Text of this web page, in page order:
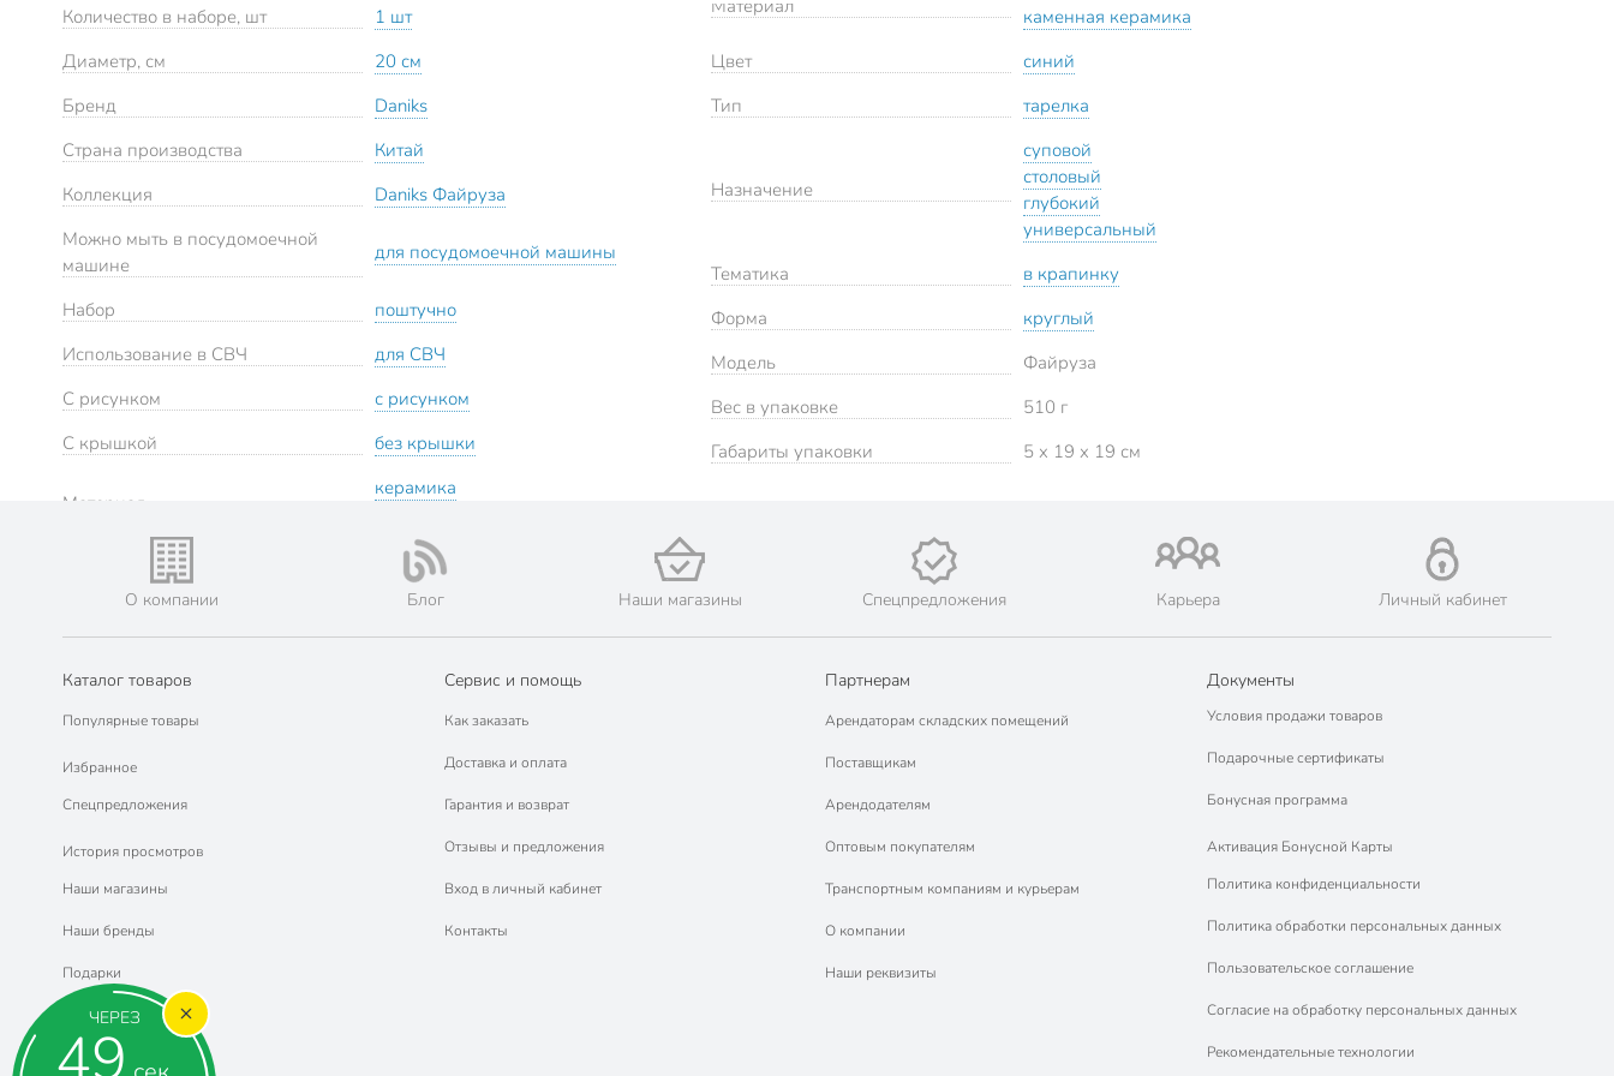
ЧЕРЕЗ
48
Количество в наборе, шт
1 шт
Диаметр, см
20 см
Бренд
Daniks
Страна производства
Китай
Коллекция
Daniks Файруза
Можно мыть в посудомоечной
машине
для посудомоечной машины
Набор
поштучно
Использование в СВЧ
для СВЧ
С рисунком
с рисунком
С крышкой
без крышки
Материал
керамика
каменная керамика
Цвет
синий
Тип
тарелка
Назначение
суповой
столовый
глубокий
универсальный
Тематика
в крапинку
Форма
круглый
Модель
Файруза
Вес в упаковке
510 г
Габариты упаковки
5 x 19 x 19 см
О компании Блог Наши магазины Спецпредложения Карьера Личный кабинет
Каталог товаров
Популярные товары
Избранное
Спецпредложения
История просмотров
Наши магазины
Наши бренды
Подарки
Сервис и помощь
Как заказать
Доставка и оплата
Гарантия и возврат
Отзывы и предложения
Вход в личный кабинет
Контакты
Партнерам
Арендаторам складских помещений
Поставщикам
Арендодателям
Оптовым покупателям
Транспортным компаниям и курьерам
О компании
Наши реквизиты
Документы
Условия продажи товаров
Подарочные сертификаты
Бонусная программа
Активация Бонусной Карты
Политика конфиденциальности
Политика обработки персональных данных
Пользовательское соглашение
Согласие на обработку персональных данных
Рекомендательные технологии